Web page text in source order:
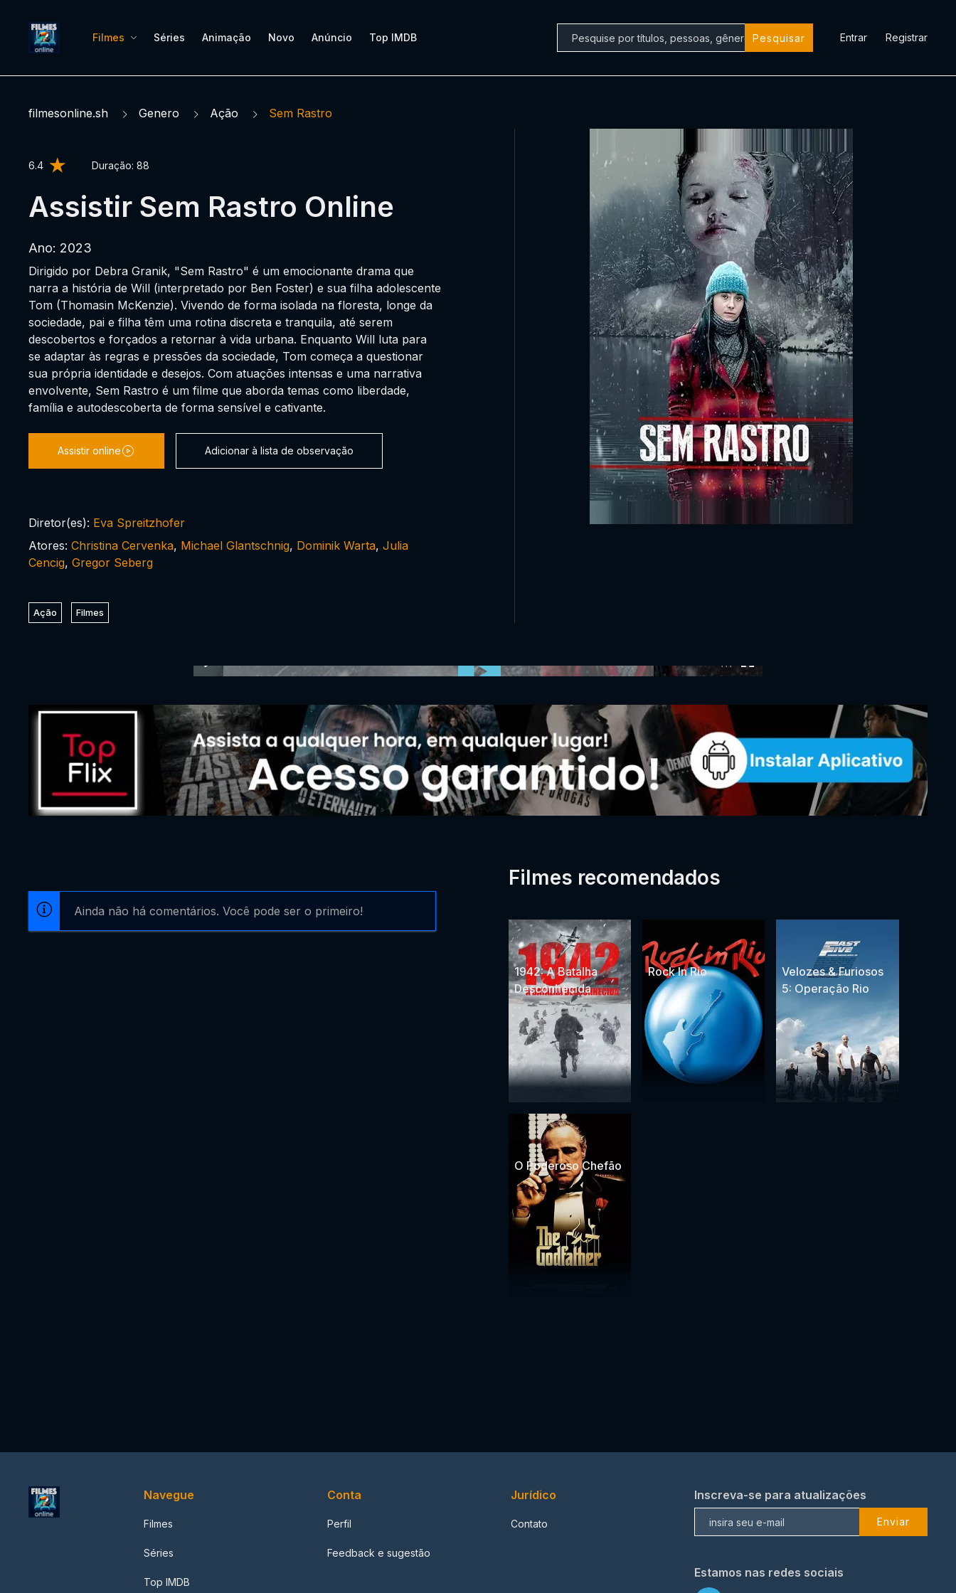
Filmes Séries Animação Novo Anúncio Top IMDB Pesquisar Entrar Registrar
filmesonline.sh Genero Ação Sem Rastro
6.4 Duração: 88
Assistir Sem Rastro Online
Ano: 2023
Dirigido por Debra Granik, "Sem Rastro" é um emocionante drama que
narra a história de Will (interpretado por Ben Foster) e sua filha adolescente
Tom (Thomasin McKenzie). Vivendo de forma isolada na floresta, longe da
sociedade, pai e filha têm uma rotina discreta e tranquila, até serem
descobertos e forçados a retornar à vida urbana. Enquanto Will luta para
se adaptar às regras e pressões da sociedade, Tom começa a questionar
sua própria identidade e desejos. Com atuações intensas e uma narrativa
envolvente, Sem Rastro é um filme que aborda temas como liberdade,
família e autodescoberta de forma sensível e cativante.
Assistir online Adicionar à lista de observação
Diretor(es): Eva Spreitzhofer
Atores: Christina Cervenka, Michael Glantschnig, Dominik Warta, Julia
Cencig, Gregor Seberg
Ação Filmes
Ainda não há comentários. Você pode ser o primeiro!
Filmes recomendados
1942: A Batalha
Desconhecida
Rock In Rio
Velozes & Furiosos
5: Operação Rio
O Poderoso Chefão
Navegue
Filmes
Séries
Top IMDB
Conta
Perfil
Feedback e sugestão
Jurídico
Contato
Inscreva-se para atualizações
Enviar
Estamos nas redes sociais